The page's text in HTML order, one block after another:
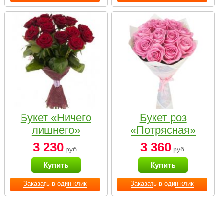
Заказать в один клик
Букет «Ничего
лишнего»
3 230 руб.
Купить
Заказать в один клик
Букет роз
«Потрясная»
3 360руб.
Купить